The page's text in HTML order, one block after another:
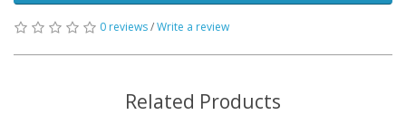
0 reviews/Write a review
Related Products